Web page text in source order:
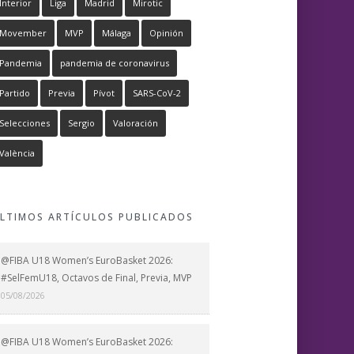
Interior Liga Madrid Mirotic
Movember MVP Málaga Opinión
Pandemia pandemia de coronavirus
Partido Previa Pívot SARS-CoV-2
Selecciones Sergio Valoración
València
ARTÍCULOS PUBLICADOS
@FIBA U18 Women’s EuroBasket 2026:
#SelFemU18, Octavos de Final, Previa, MVP
05/08/2026
@FIBA U18 Women’s EuroBasket 2026: